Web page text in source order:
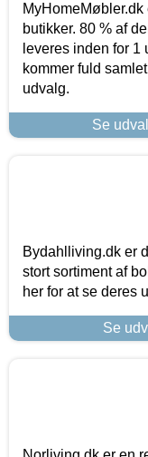
butikker. 80 % af
leveres inden for 1
kommer fuld
udvalg.
Se
Bydahlliving.dk er
stort sortiment af
her for at se deres
Se